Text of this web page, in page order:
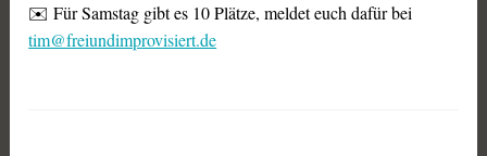
✉️ Für Samstag gibt es 10 Plätze, meldet euch dafür bei
tim@freiundimprovisiert.de